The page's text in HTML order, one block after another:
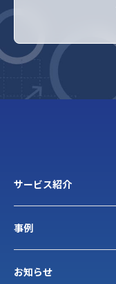
サービス紹介
事例
お知らせ